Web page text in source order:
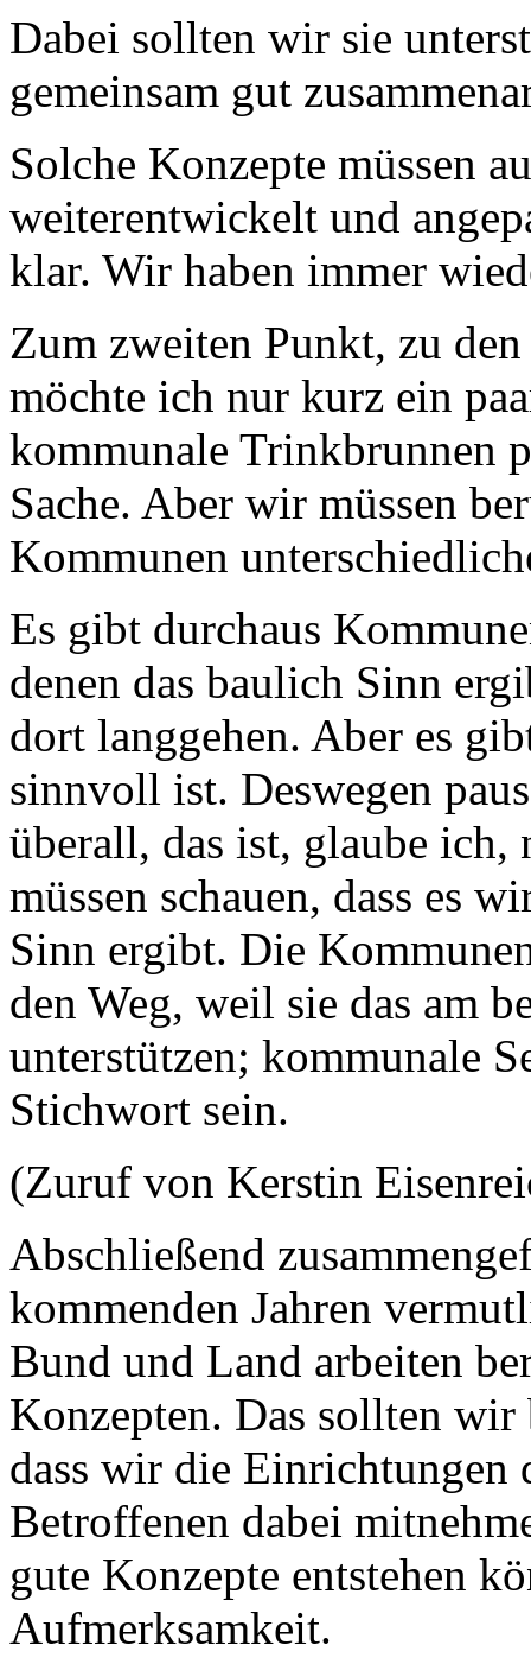
Dabei sollten wir sie
gemeinsam gut
Solche Konzepte müssen
weiterentwickelt und
klar. Wir haben immer
Zum zweiten Punkt, zu
möchte ich nur kurz ein
kommunale Trinkbrunnen
Sache. Aber wir müssen
Kommunen
Es gibt durchaus
denen das baulich Sinn
dort langgehen. Aber es
sinnvoll ist. Deswegen
überall, das ist, glaube
müssen schauen, dass es
Sinn ergibt. Die
den Weg, weil sie das am
unterstützen; kommunale
Stichwort sein.
(Zuruf von Kerstin
Abschließend
kommenden Jahren
Bund und Land arbeiten
Konzepten. Das sollten
dass wir die Einrichtungen
Betroffenen dabei
gute Konzepte entstehen
Aufmerksamkeit.